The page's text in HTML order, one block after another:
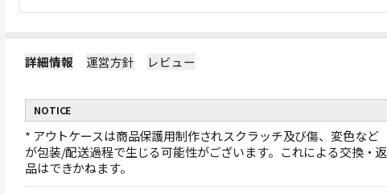
詳細情報 運営方針 レビュー
NOTICE
* アウトケースは商品保護用制作されスクラッチ及び傷、変色など
が包装/配送過程で生じる可能性がございます。これによる交換・返
品はできかねます。